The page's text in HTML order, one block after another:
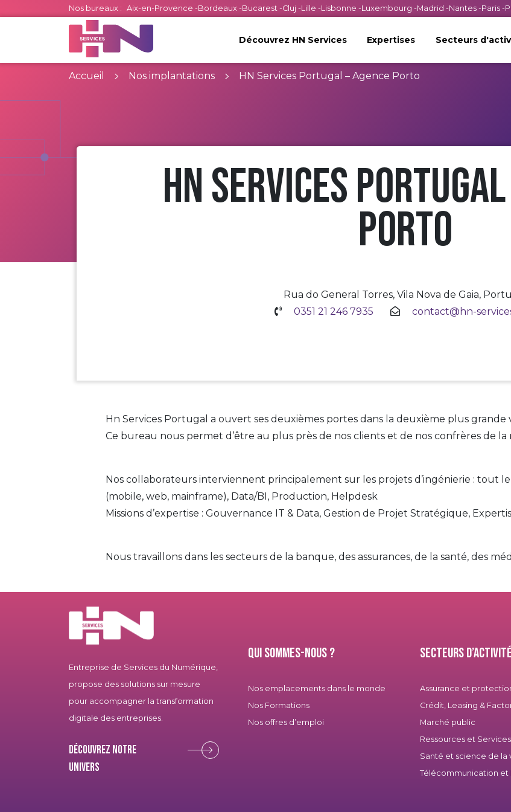
Nos bureaux : Aix-en-Provence -Bordeaux -Bucarest -Cluj -Lille -Lisbonne -Luxembourg -Madrid -Nantes -Paris -
Découvrez HN Services Expertises Secteurs
Accueil Nos implantations HN Services Portugal – Agence Porto
HN Services Portugal
Porto
Rua do General Torres, Vila Nova de Gaia,
0351 21 246 7935
contact@hn-
Hn Services Portugal a ouvert ses deuxièmes portes dans la deuxième plus
Ce bureau nous permet d’être au plus près de nos clients et de nos confrères de la
Nos collaborateurs interviennent principalement sur les projets d’ingénierie : tout
(mobile, web, mainframe), Data/BI, Production, Helpdesk
Missions d’expertise : Gouvernance IT & Data, Gestion de Projet Stratégique,
Nous travaillons dans les secteurs de la banque, des assurances, de la santé, des
Entreprise de Services du Numérique,
propose des solutions sur mesure
pour accompagner la transformation
digitale des entreprises.
Découvrez notre
univers
Qui sommes-nous ?
Nos emplacements dans le monde
Nos Formations
Nos offres d’emploi
Secteurs d’activité
Assurance et
Crédit, Leasing &
Marché public
Ressources et Services
Santé et science de la
Télécommunication et